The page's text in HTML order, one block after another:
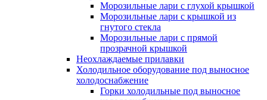
Морозильные лари с глухой крышкой
Морозильные лари с крышкой из
гнутого стекла
Морозильные лари с прямой
прозрачной крышкой
Неохлаждаемые прилавки
Холодильное оборудование под выносное
холодоснабжение
Горки холодильные под выносное